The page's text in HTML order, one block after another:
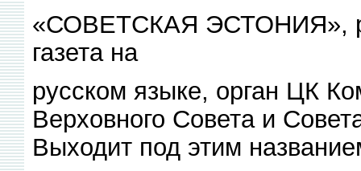
«СОВЕТСКАЯ ЭСТОНИЯ»,
газета на
русском языке, орган ЦК
Верховного Совета и
Выходит под этим